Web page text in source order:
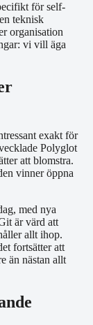
för self-
teknisk
organisation
vi vill äga
exakt för
Polyglot
att blomstra.
vinner öppna
med nya
är värd att
allt ihop.
fortsätter att
än nästan allt